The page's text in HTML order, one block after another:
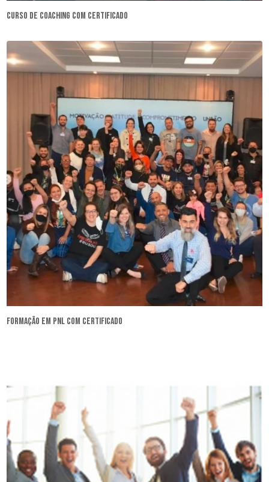
curso de coaching com certificado
formação em pnl com certificado